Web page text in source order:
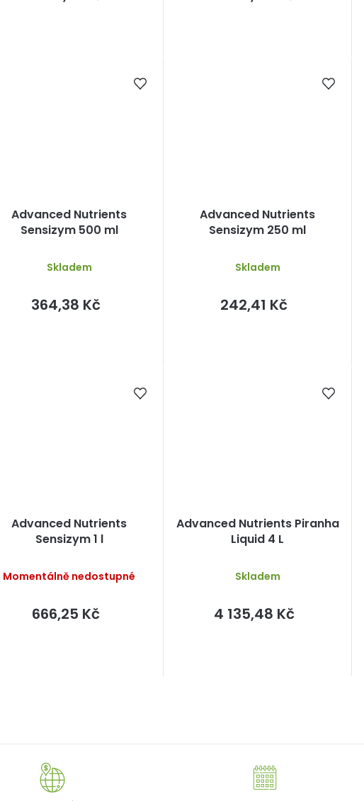
Advanced Nutrients
Sensizym 500 ml
Skladem
364,38 Kč
Advanced Nutrients
Sensizym 250 ml
Skladem
242,41 Kč
Advanced Nutrients
Sensizym 1 l
Momentálně nedostupné
666,25 Kč
Advanced Nutrients Piranha
Liquid 4 L
Skladem
4 135,48 Kč
d
a